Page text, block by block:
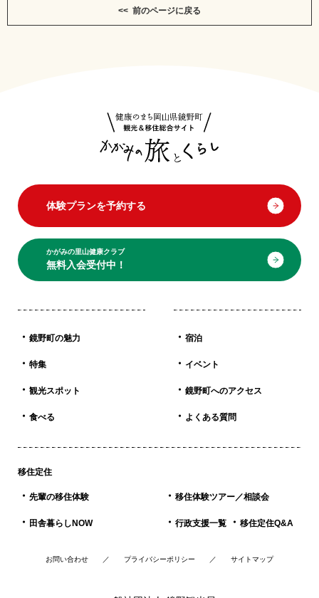
<< 前のページに戻る
体験プランを予約する
かがみの里山健康クラブ
無料入会受付中！
鏡野町の魅力
特集
観光スポット
食べる
宿泊
イベント
鏡野町へのアクセス
よくある質問
移住定住
先輩の移住体験
田舎暮らしNOW
移住体験ツアー／相談会
行政支援一覧 移住定住Q&A
お問い合わせ プライバシーポリシー サイトマップ